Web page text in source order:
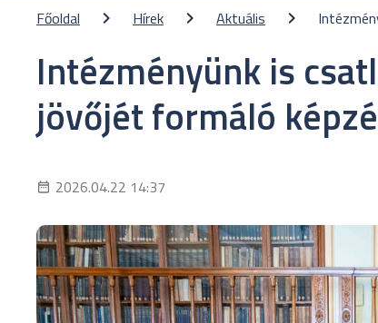
Főoldal Hírek Aktuális
Intézményünk is
jövőjét formáló
2026.04.22 14:37